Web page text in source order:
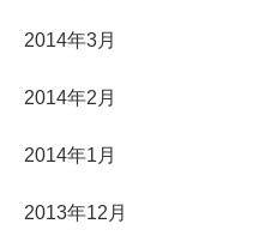
2014年3月
2014年2月
2014年1月
2013年12月